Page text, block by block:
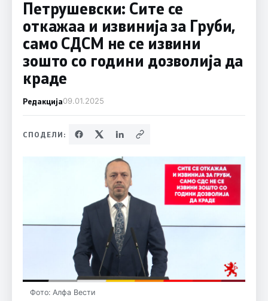
Петрушевски: Сите се
откажаа и извинија за Груби,
само СДСМ не се извини
зошто со години дозволија да
краде
Редакција09.01.2025
СПОДЕЛИ:
Фото: Алфа Вести